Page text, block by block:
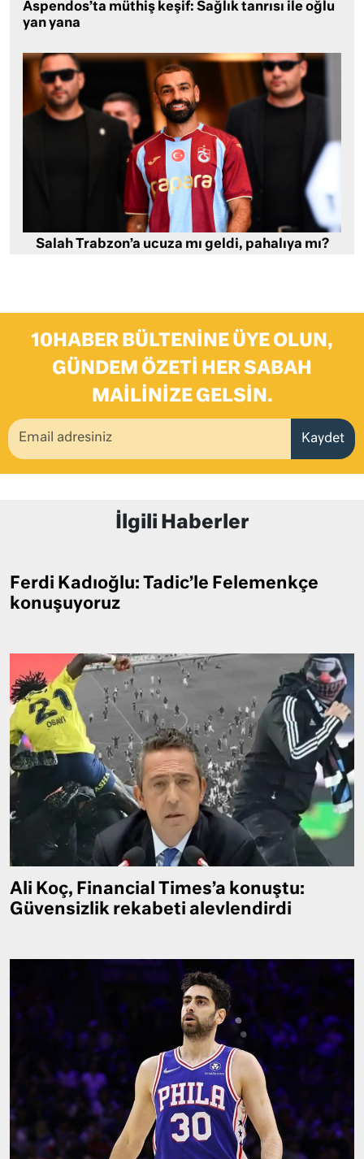
Aspendos’ta müthiş keşif: Sağlık tanrısı ile oğlu
yan yana
Salah Trabzon’a ucuza mı geldi, pahalıya mı?
10HABER BÜLTENINE ÜYE OLUN,
GÜNDEM ÖZETI HER SABAH
MAILINIZE GELSIN.
Kaydet
İlgili Haberler
Ferdi Kadıoğlu: Tadic’le Felemenkçe
konuşuyoruz
Ali Koç, Financial Times’a konuştu:
Güvensizlik rekabeti alevlendirdi